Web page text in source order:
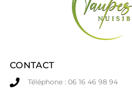
CONTACT
Téléphone : 06 16 46 98 94